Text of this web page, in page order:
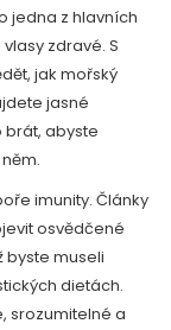
jedna z hlavních
zdravé. S
jak mořský
jasné
brát, abyste
imunity. Články
osvědčené
byste museli
dietách.
srozumitelné a